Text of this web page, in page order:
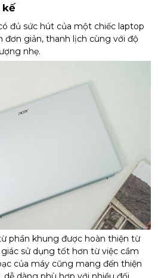
kế
đủ sức hút của một chiếc laptop
đơn giản, thanh lịch cùng với độ
nhẹ.
phần khung được hoàn thiện từ
sử dụng tốt hơn từ việc cầm
của máy cũng mang đến thiện